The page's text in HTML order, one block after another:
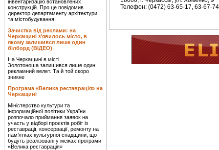
інвентаризацію встановлених
конструкцій. Про це повідомив
директор департаменту архітектури
та містобудування
Зачистка від реклами: на
Черкащині з’явилось місто, в
якому залишився лише один
білборд (ВІДЕО)
На Черкащині в місті
Золотоноша залишився лише один
рекламний велет. Та й той скоро
зникне
Програма «Велика реставрація» на
Черкащині
Міністерство культури та
інформаційної політики України
розпочало приймання заявок на
участь у відборі проєктів робіт із
реставрації, консервації, ремонту на
пам’ятках культурної спадщини, що
будуть реалізовані у межах програми
«Велика реставрація»
Телефон: (0472) 63-65-17, 63-67-74